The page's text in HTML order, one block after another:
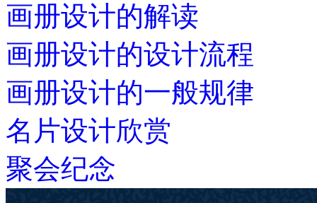
画册设计的解读
画册设计的设计流程
画册设计的一般规律
名片设计欣赏
聚会纪念